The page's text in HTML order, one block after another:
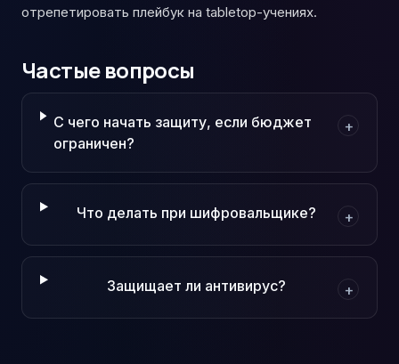
отрепетировать плейбук на tabletop-учениях.
Частые вопросы
С чего начать защиту, если бюджет
ограничен?
+
Что делать при шифровальщике? +
Защищает ли антивирус? +